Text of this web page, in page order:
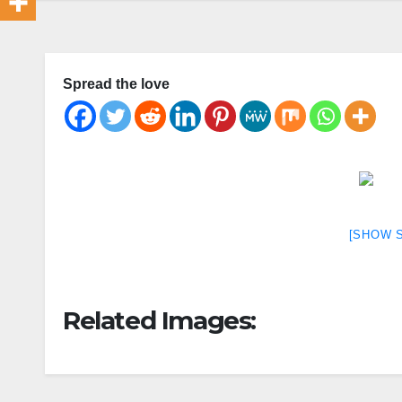
Spread the love
[SHOW
Related Images: